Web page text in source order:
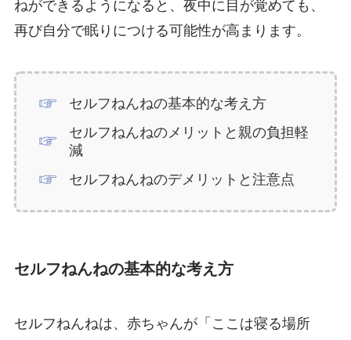
ねができるようになると、夜中に目が覚めても、
再び自分で眠りにつける可能性が高まります。
セルフねんねの基本的な考え方
セルフねんねのメリットと親の負担軽
減
セルフねんねのデメリットと注意点
セルフねんねの基本的な考え方
セルフねんねは、赤ちゃんが「ここは寝る場所